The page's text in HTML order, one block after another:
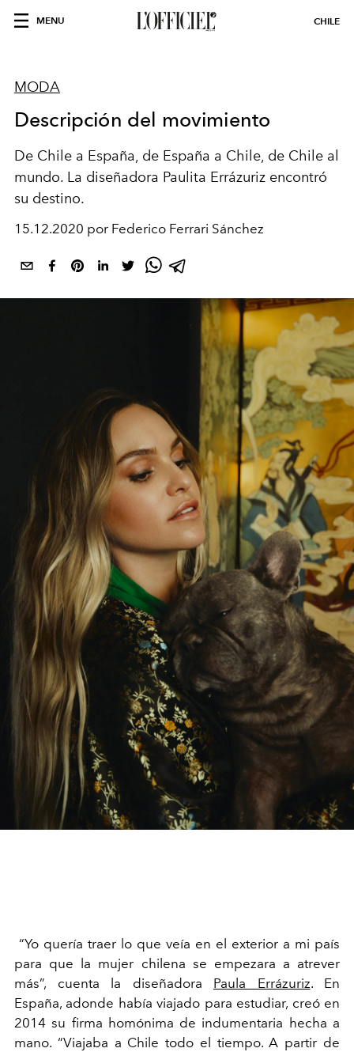
MENU CHILE
MODA
Descripción del movimiento
De Chile a España, de España a Chile, de Chile al
mundo. La diseñadora Paulita Errázuriz encontró
su destino.
15.12.2020 por Federico Ferrari Sánchez
“Yo quería traer lo que veía en el exterior a mi país
para que la mujer chilena se empezara a atrever
más”, cuenta la diseñadora Paula Errázuriz. En
España, adonde había viajado para estudiar, creó en
2014 su firma homónima de indumentaria hecha a
mano. “Viajaba a Chile todo el tiempo. A partir de